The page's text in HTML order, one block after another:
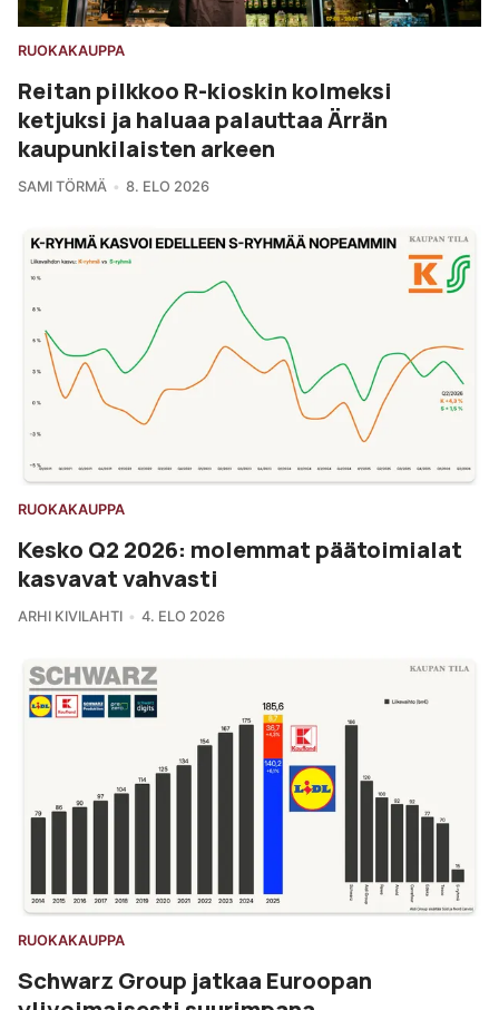
RUOKAKAUPPA
Reitan pilkkoo R-kioskin kolmeksi
ketjuksi ja haluaa palauttaa Ärrän
kaupunkilaisten arkeen
SAMI TÖRMÄ 8. ELO 2026
RUOKAKAUPPA
Kesko Q2 2026: molemmat päätoimialat
kasvavat vahvasti
ARHI KIVILAHTI 4. ELO 2026
RUOKAKAUPPA
Schwarz Group jatkaa Euroopan